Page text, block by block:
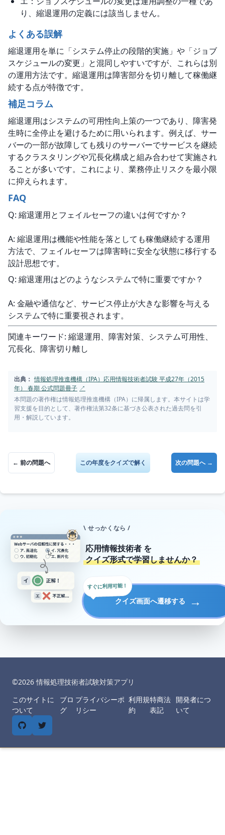
り、縮退運用の定義には該当しません。
よくある誤解
縮退運用を単に「システム停止の段階的実施」や「ジョブ
スケジュールの変更」と混同しやすいですが、これらは別
の運用方法です。縮退運用は障害部分を切り離して稼働継
続する点が特徴です。
補足コラム
縮退運用はシステムの可用性向上策の一つであり、障害発
生時に全停止を避けるために用いられます。例えば、サー
バーの一部が故障しても残りのサーバーでサービスを継続
するクラスタリングや冗長化構成と組み合わせて実施され
ることが多いです。これにより、業務停止リスクを最小限
に抑えられます。
FAQ
Q: 縮退運用とフェイルセーフの違いは何ですか？
A: 縮退運用は機能や性能を落としても稼働継続する運用
方法で、フェイルセーフは障害時に安全な状態に移行する
設計思想です。
Q: 縮退運用はどのようなシステムで特に重要ですか？
A: 金融や通信など、サービス停止が大きな影響を与える
システムで特に重要視されます。
関連キーワード: 縮退運用、障害対策、システム可用性、
冗長化、障害切り離し
出典： 情報処理推進機構（IPA）応用情報技術者試験 平成27年（2015
年） 春期 公式問題冊子 ↗
本問題の著作権は情報処理推進機構（IPA）に帰属します。本サイトは学
習支援を目的として、著作権法第32条に基づき公表された過去問を引
用・解説しています。
← 前の問題へ この年度をクイズで解く 次の問題へ →
\ せっかくなら /
応用情報技術者 を
クイズ形式で学習しませんか？
クイズ画面へ遷移する →
すぐに利用可能！
©︎2026情報処理技術者試験対策アプリ
このサイトに
ついて
ブロ
グ
プライバシーポ
リシー
利用規
約
特商法
表記
開発者につ
いて